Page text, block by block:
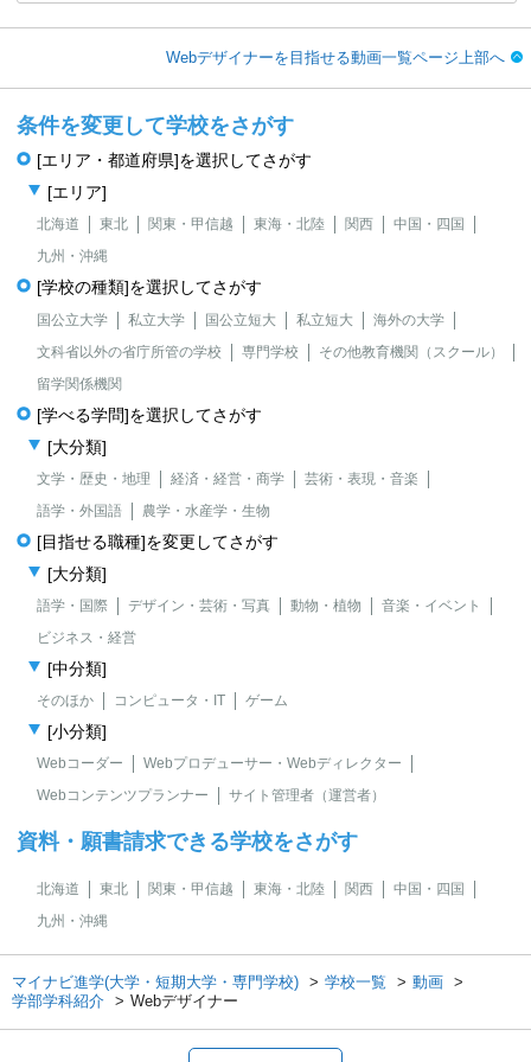
Webデザイナーを目指せる動画一覧ページ上部へ
条件を変更して学校をさがす
[エリア・都道府県]を選択してさがす
[エリア]
北海道 東北 関東・甲信越 東海・北陸 関西
中国・四国
九州・沖縄
[学校の種類]を選択してさがす
国公立大学 私立大学 国公立短大 私立短大
海外の大学
文科省以外の省庁所管の学校
専門学校
その他教育機関（スクール）
留学関係機関
[学べる学問]を選択してさがす
[大分類]
文学・歴史・地理 経済・経営・商学
芸術・表現・音楽
語学・外国語
農学・水産学・生物
[目指せる職種]を変更してさがす
[大分類]
語学・国際 デザイン・芸術・写真 動物・植物
音楽・イベント
ビジネス・経営
[中分類]
そのほか コンピュータ・IT ゲーム
[小分類]
Webコーダー
Webプロデューサー・Webディレクター
Webコンテンツプランナー
サイト管理者（運営者）
資料・願書請求できる学校をさがす
北海道 東北 関東・甲信越 東海・北陸 関西
中国・四国
九州・沖縄
マイナビ進学(大学・短期大学・専門学校) 学校一覧
動画
学部学科紹介
Webデザイナー